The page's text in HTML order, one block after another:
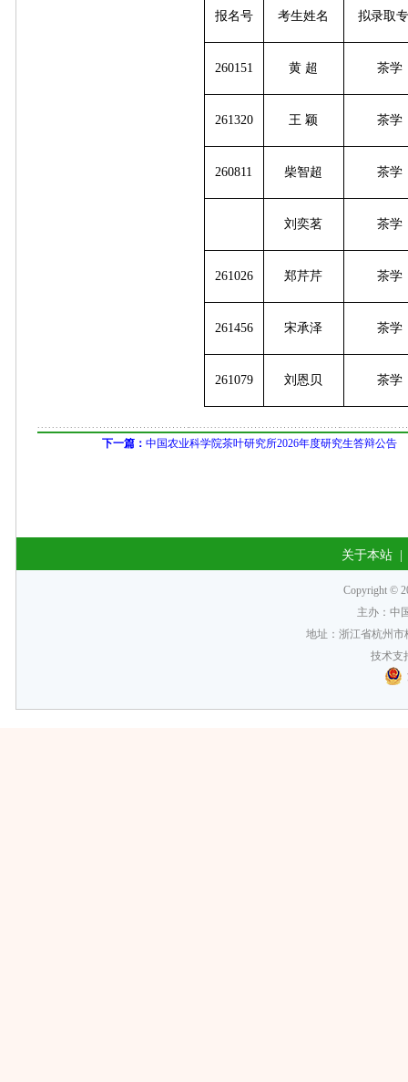
报名号 考生姓名 拟录取
260151 黄 超 茶学
261320 王 颖 茶学
260811 柴智超 茶学
刘奕茗 茶学
261026 郑芹芹 茶学
261456 宋承泽 茶学
261079 刘恩贝 茶学
下一篇： 中国农业科学院茶叶研究所2026年度研究生答辩公告
关于本站
Copyright ©
主办：中
地址：浙江省杭州
技术支